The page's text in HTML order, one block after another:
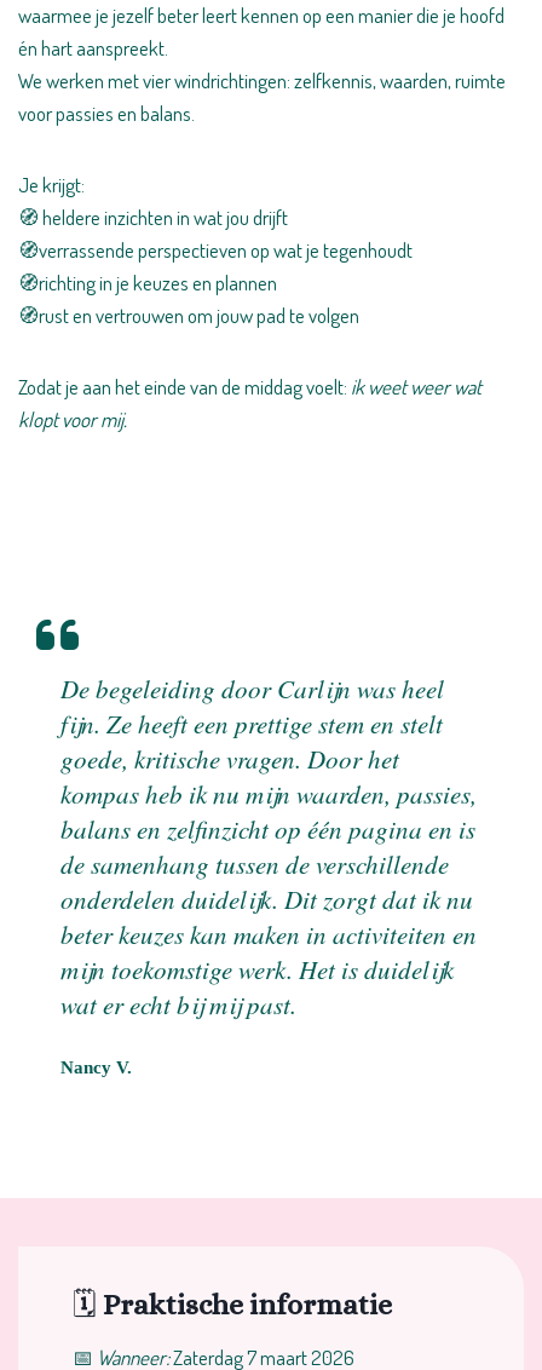
waarmee je jezelf beter leert kennen op een manier die je hoofd
én hart aanspreekt.
We werken met vier windrichtingen: zelfkennis, waarden, ruimte
voor passies en balans.
Je krijgt:
🧭 heldere inzichten in wat jou drijft
🧭verrassende perspectieven op wat je tegenhoudt
🧭richting in je keuzes en plannen
🧭rust en vertrouwen om jouw pad te volgen
Zodat je aan het einde van de middag voelt: ik weet weer wat
klopt voor mij.
De begeleiding door Carlijn was heel
fijn. Ze heeft een prettige stem en stelt
goede, kritische vragen. Door het
kompas heb ik nu mijn waarden, passies,
balans en zelfinzicht op één pagina en is
de samenhang tussen de verschillende
onderdelen duidelijk. Dit zorgt dat ik nu
beter keuzes kan maken in activiteiten en
mijn toekomstige werk. Het is duidelijk
wat er echt bij mij past.
Nancy V.
🗓️ Praktische informatie
📅 Wanneer:Zaterdag 7 maart 2026